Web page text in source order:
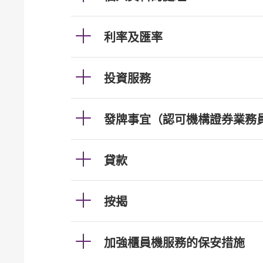
利率及匯率
投資服務
發牌事宜（認可機構證券業務
貸款
按揭
加強櫃員機服務的保安措施